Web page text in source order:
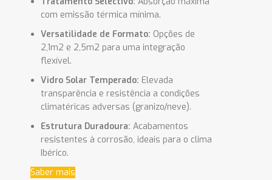
com emissão térmica mínima.
Versatilidade de Formato: Opções de
2,1m2 e 2,5m2 para uma integração
flexível.
Vidro Solar Temperado: Elevada
transparência e resistência a condições
climatéricas adversas (granizo/neve).
Estrutura Duradoura: Acabamentos
resistentes à corrosão, ideais para o clima
Ibérico.
Saber mais